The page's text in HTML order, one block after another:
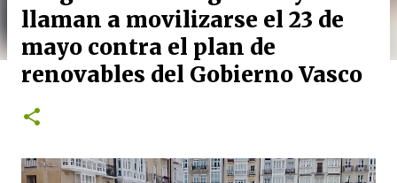
llaman a movilizarse el 23 de
mayo contra el plan de
renovables del Gobierno Vasco